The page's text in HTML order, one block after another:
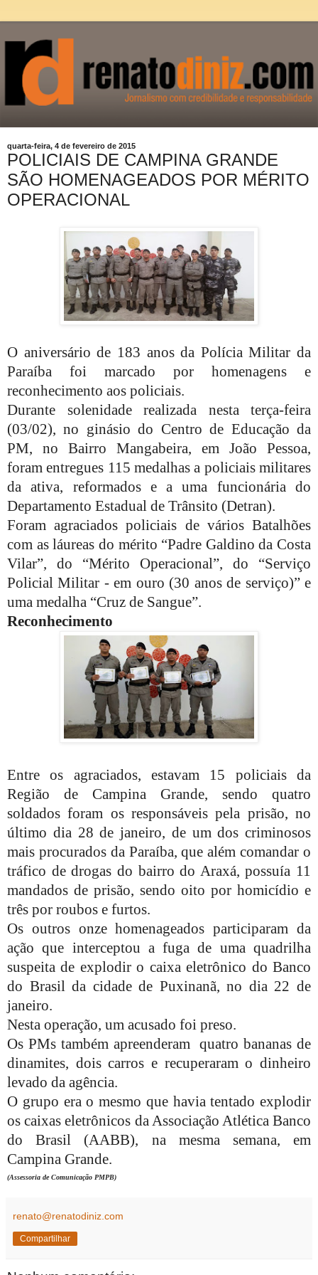
quarta-feira, 4 de fevereiro de 2015
POLICIAIS DE CAMPINA GRANDE
SÃO HOMENAGEADOS POR MÉRITO
OPERACIONAL
O aniversário de 183 anos da Polícia Militar da
Paraíba foi marcado por homenagens e
reconhecimento aos policiais.
Durante solenidade realizada nesta terça-feira
(03/02), no ginásio do Centro de Educação da
PM, no Bairro Mangabeira, em João Pessoa,
foram entregues 115 medalhas a policiais militares
da ativa, reformados e a uma funcionária do
Departamento Estadual de Trânsito (Detran).
Foram agraciados policiais de vários Batalhões
com as láureas do mérito “Padre Galdino da Costa
Vilar”, do “Mérito Operacional”, do “Serviço
Policial Militar - em ouro (30 anos de serviço)” e
uma medalha “Cruz de Sangue”.
Reconhecimento
Entre os agraciados, estavam 15 policiais da
Região de Campina Grande, sendo quatro
soldados foram os responsáveis pela prisão, no
último dia 28 de janeiro, de um dos criminosos
mais procurados da Paraíba, que além comandar o
tráfico de drogas do bairro do Araxá, possuía 11
mandados de prisão, sendo oito por homicídio e
três por roubos e furtos.
Os outros onze homenageados participaram da
ação que interceptou a fuga de uma quadrilha
suspeita de explodir o caixa eletrônico do Banco
do Brasil da cidade de Puxinanã, no dia 22 de
janeiro.
Nesta operação, um acusado foi preso.
Os PMs também apreenderam quatro bananas de
dinamites, dois carros e recuperaram o dinheiro
levado da agência.
O grupo era o mesmo que havia tentado explodir
os caixas eletrônicos da Associação Atlética Banco
do Brasil (AABB), na mesma semana, em
Campina Grande.
(Assessoria de Comunicação PMPB)
renato@renatodiniz.com
Compartilhar